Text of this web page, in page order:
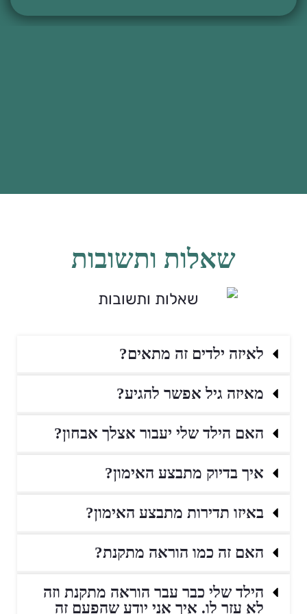
שאלות ותשובות
לאיזה ילדים זה מתאים?
מאיזה גיל אפשר להגיע?
האם הילד שלי יעבור אצלך אבחון?
איך בדיוק מתבצע האימון?
באיזו תדירות מתבצע האימון?
האם זה כמו הוראה מתקנת?
הילד שלי כבר עבר הוראה מתקנת וזה
לא עזר לו. איך אני יודע שהפעם זה